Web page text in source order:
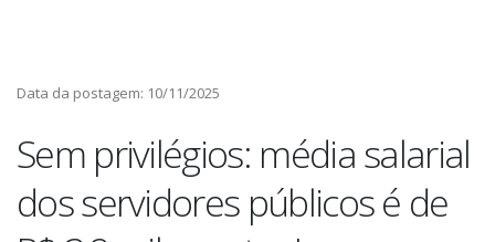
Data da postagem: 10/11/2025
Sem privilégios: média salarial
dos servidores públicos é de